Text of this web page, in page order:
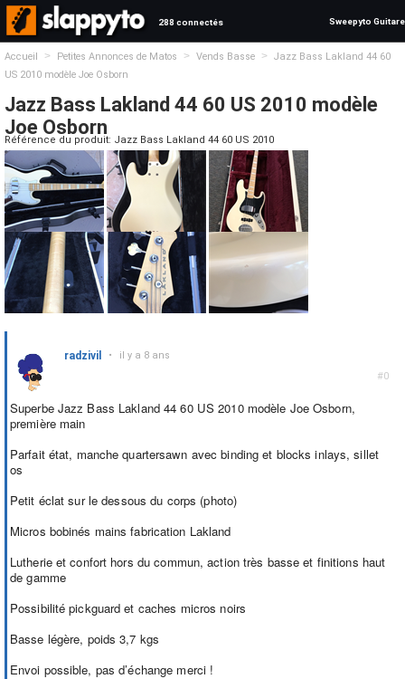
288 connectés Sweepyto Guitare
Accueil > Petites Annonces de Matos > Vends Basse >
Jazz Bass Lakland 44 60
US 2010 modèle Joe Osborn
Jazz Bass Lakland 44 60 US 2010 modèle
Joe Osborn
Référence du produit: Jazz Bass Lakland 44 60 US 2010
#0
radzivil • il y a 8 ans
Superbe Jazz Bass Lakland 44 60 US 2010 modèle Joe Osborn,
première main
Parfait état, manche quartersawn avec binding et blocks inlays, sillet
os
Petit éclat sur le dessous du corps (photo)
Micros bobinés mains fabrication Lakland
Lutherie et confort hors du commun, action très basse et finitions haut
de gamme
Possibilité pickguard et caches micros noirs
Basse légère, poids 3,7 kgs
Envoi possible, pas d’échange merci !